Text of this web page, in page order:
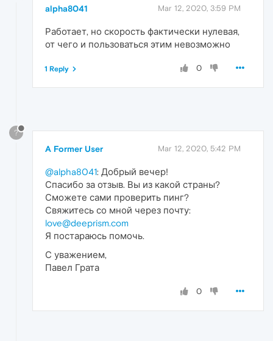
alpha8041 Mar 12, 2020, 3:59 PM
Работает, но скорость фактически нулевая,
от чего и пользоваться этим невозможно
0
1 Reply
?
A Former User Mar 12, 2020, 5:42 PM
@alpha8041: Добрый вечер!
Спасибо за отзыв. Вы из какой страны?
Сможете сами проверить пинг?
Свяжитесь со мной через почту:
love@deeprism.com
Я постараюсь помочь.
С уважением,
Павел Грата
0